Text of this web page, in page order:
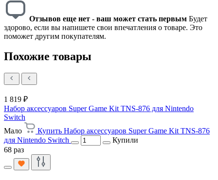
Отзывов еще нет - ваш может стать первым Будет
здорово, если вы напишете свои впечатления о товаре. Это
поможет другим покупателям.
Похожие товары
1 819 ₽
Набор аксессуаров Super Game Kit TNS-876 для Nintendo
Switch
Мало
Купить Набор аксессуаров Super Game Kit TNS-876
для Nintendo Switch
Купили
68 раз